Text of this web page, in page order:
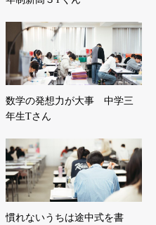
数学の発想力が大事 中学三
年生Tさん
慣れないうちは途中式を書